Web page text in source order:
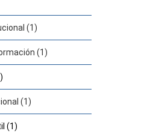
(1)
(1)
(1)
(1)